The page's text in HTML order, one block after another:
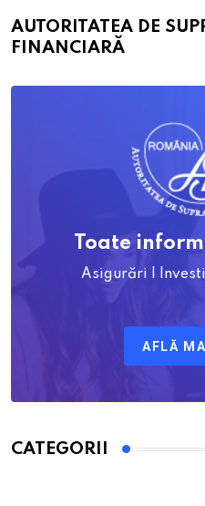
AUTORITATEA DE
FINANCIARĂ
Toate
Asigurări |
AFLĂ
CATEGORII